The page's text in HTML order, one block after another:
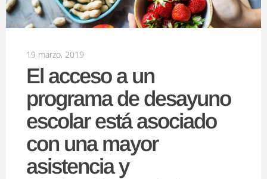
19 marzo, 2019
El acceso a un
programa de desayuno
escolar está asociado
con una mayor
asistencia y